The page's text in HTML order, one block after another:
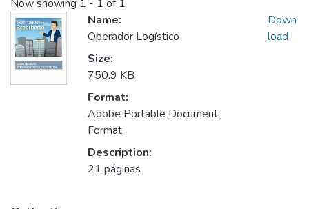
Now showing 1 - 1 of 1
Name:
Operador Logístico
Size:
750.9 KB
Format:
Adobe Portable Document
Format
Description:
21 páginas
Down
load